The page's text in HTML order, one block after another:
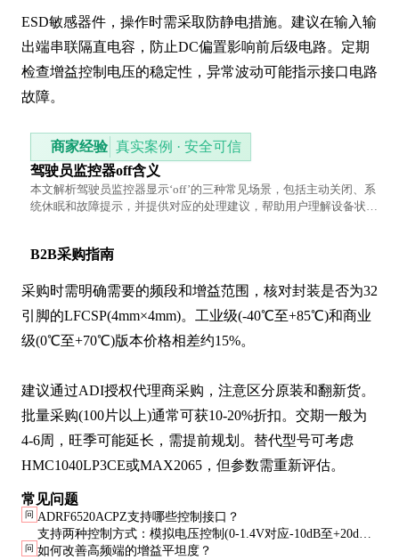
ESD敏感器件，操作时需采取防静电措施。建议在输入输
出端串联隔直电容，防止DC偏置影响前后级电路。定期
检查增益控制电压的稳定性，异常波动可能指示接口电路
故障。
商家经验 真实案例 · 安全可信
驾驶员监控器off含义
本文解析驾驶员监控器显示‘off’的三种常见场景，包括主动关闭、系
统休眠和故障提示，并提供对应的处理建议，帮助用户理解设备状态
B2B采购指南
采购时需明确需要的频段和增益范围，核对封装是否为32
引脚的LFCSP(4mm×4mm)。工业级(-40℃至+85℃)和商业
级(0℃至+70℃)版本价格相差约15%。
建议通过ADI授权代理商采购，注意区分原装和翻新货。
批量采购(100片以上)通常可获10-20%折扣。交期一般为
4-6周，旺季可能延长，需提前规划。替代型号可考虑
HMC1040LP3CE或MAX2065，但参数需重新评估。
常见问题
问 ADRF6520ACPZ支持哪些控制接口？
支持两种控制方式：模拟电压控制(0-1.4V对应-10dB至+20dB)
和SPI数字接口(12位分辨率)。实际应用中，模拟控制响应更快
问 如何改善高频端的增益平坦度？